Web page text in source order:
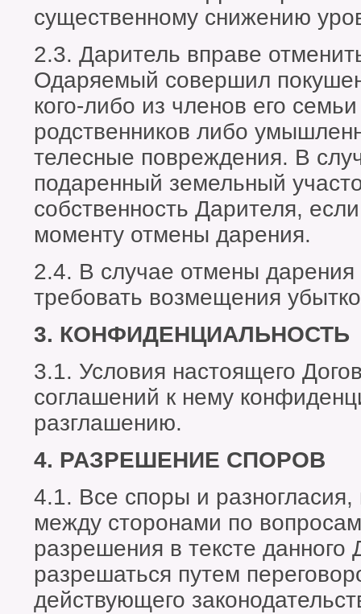
существенному снижению
2.3. Даритель вправе
Одаряемый совершил
кого-либо из членов его
родственников либо
телесные повреждения. В
подаренный земельный
собственность Дарителя,
моменту отмены дарения.
2.4. В случае отмены
требовать возмещения
3. КОНФИДЕНЦИАЛЬНОСТЬ
3.1. Условия настоящего
соглашений к нему
разглашению.
4. РАЗРЕШЕНИЕ СПОРОВ
4.1. Все споры и разногласия,
между сторонами по
разрешения в тексте данного
разрешаться путем
действующего